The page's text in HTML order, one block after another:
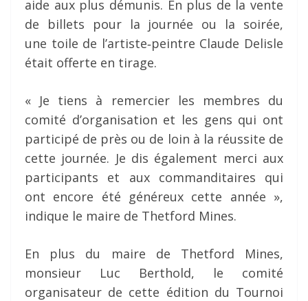
aide aux plus démunis. En plus de la vente
de billets pour la journée ou la soirée,
une toile de l’artiste‐peintre Claude Delisle
était offerte en tirage.
« Je tiens à remercier les membres du
comité d’organisation et les gens qui ont
participé de près ou de loin à la réussite de
cette journée. Je dis également merci aux
participants et aux commanditaires qui
ont encore été généreux cette année »,
indique le maire de Thetford Mines.
En plus du maire de Thetford Mines,
monsieur Luc Berthold, le comité
organisateur de cette édition du Tournoi